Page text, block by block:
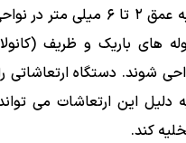
سوراخ ‌هایی به عمق ۲ تا ۶
‌های باریک و ظریف
شوند. دستگاه ارتعاشاتی
به دلیل این ارتعاشات می
کند.